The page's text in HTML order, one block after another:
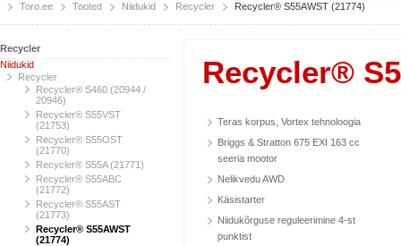
Toro.ee Tooted Niidukid Recycler Recycler® S55AWST (21774)
Recycler
Niidukid
Recycler
Recycler® S460 (20944 /
20946)
Recycler® S55VST
(21753)
Recycler® S55OST
(21770)
Recycler® S55A (21771)
Recycler® S55ABC
(21772)
Recycler® S55AST
(21773)
Recycler® S55AWST
(21774)
Recycler®
Teras korpus, Vortex tehnoloogia
Briggs & Stratton 675 EXI 163 cc
seeria mootor
Nelikvedu AWD
Käsistarter
Niidukõrguse reguleerimine 4-st
punktist